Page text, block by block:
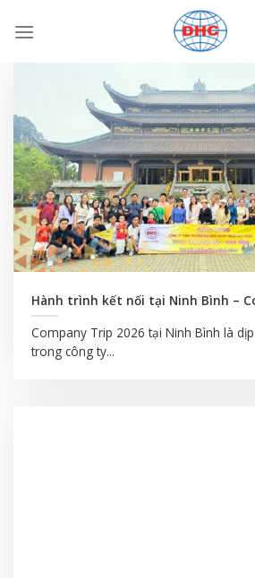
qua
Hành trình kết nối tại Ninh Bình –
Company Trip 2026 tại Ninh Bình là
trong công ty...